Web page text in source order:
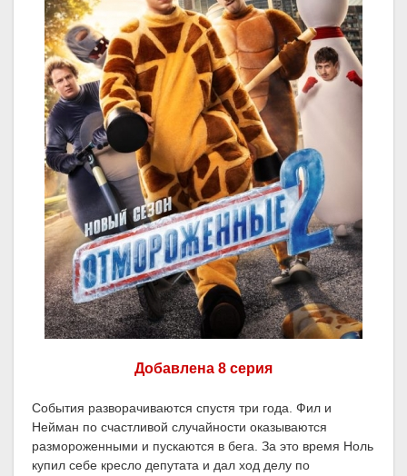
Добавлена 8 серия
События разворачиваются спустя три года. Фил и
Нейман по счастливой случайности оказываются
размороженными и пускаются в бега. За это время Ноль
купил себе кресло депутата и дал ход делу по